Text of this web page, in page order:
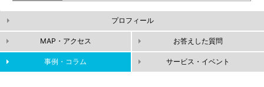
プロフィール
MAP・アクセス お答えした質問
事例・コラム サービス・イベント